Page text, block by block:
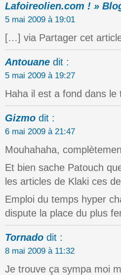
Lafoireolien.com ! »
5 mai 2009 à 19:01
[…] via Partager cet
Antouane dit :
5 mai 2009 à 19:27
Haha il est a fond dans le
Gizmo dit :
6 mai 2009 à 21:47
Mouhahaha,
Et bien sache Patouch
les articles de Klaki ces
Emploi du temps hyper
dispute la place du plus
Tornado dit :
8 mai 2009 à 11:32
Je trouve ça sympa moi